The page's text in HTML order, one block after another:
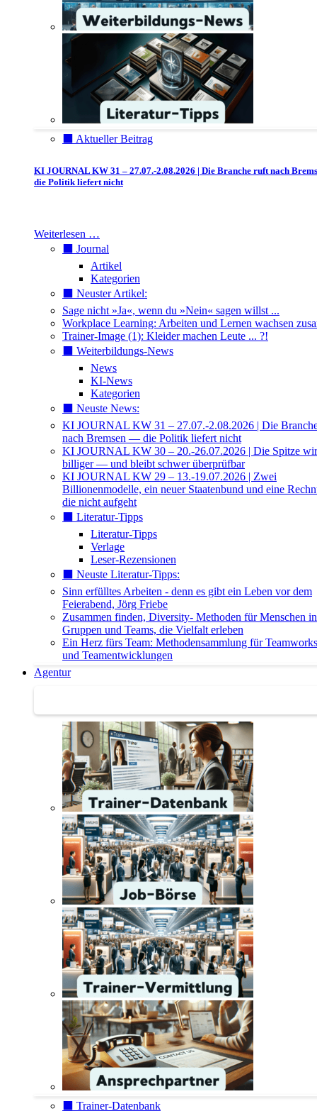
⬛️ Aktueller Beitrag
KI JOURNAL KW 31 – 27.07.-2.08.2026 | Die Branche ruft nach
die Politik liefert nicht
Weiterlesen …
⬛️ Journal
Artikel
Kategorien
⬛️ Neuster Artikel:
Sage nicht »Ja«, wenn du »Nein« sagen willst ...
Workplace Learning: Arbeiten und Lernen wachsen
Trainer-Image (1): Kleider machen Leute ... ?!
⬛️ Weiterbildungs-News
News
KI-News
Kategorien
⬛️ Neuste News:
KI JOURNAL KW 31 – 27.07.-2.08.2026 | Die
nach Bremsen — die Politik liefert nicht
KI JOURNAL KW 30 – 20.-26.07.2026 | Die Spitze
billiger — und bleibt schwer überprüfbar
KI JOURNAL KW 29 – 13.-19.07.2026 | Zwei
Billionenmodelle, ein neuer Staatenbund und eine
die nicht aufgeht
⬛️ Literatur-Tipps
Literatur-Tipps
Verlage
Leser-Rezensionen
⬛️ Neuste Literatur-Tipps:
Sinn erfülltes Arbeiten - denn es gibt ein Leben vor dem
Feierabend, Jörg Friebe
Zusammen finden, Diversity- Methoden für Menschen in
Gruppen und Teams, die Vielfalt erleben
Ein Herz fürs Team: Methodensammlung für
und Teamentwicklungen
Agentur
⬛️ Trainer-Datenbank